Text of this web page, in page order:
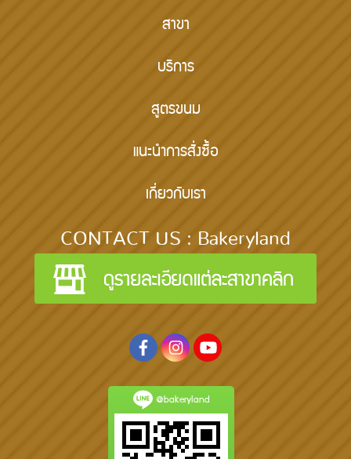
สาขา
บริการ
สูตรขนม
แนะนำการสั่งซื้อ
เกี่ยวกับเรา
CONTACT US : Bakeryland
@bakeryland